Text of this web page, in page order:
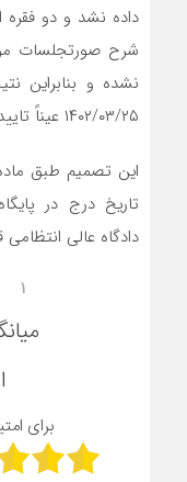
داده نشد و دو
نشده و بنابراین
١۴٠٢/٠٣/٢۵ عیناً تایید می‌گردد.
تاریخ درج در
دادگاه عالی
۱
برای